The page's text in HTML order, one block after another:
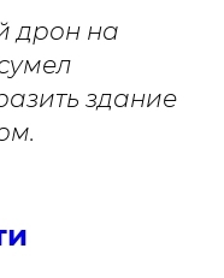
дрон на
здание